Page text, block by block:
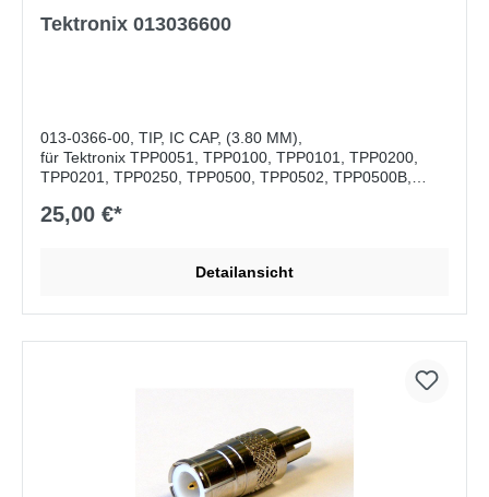
Tektronix 013036600
013-0366-00, TIP, IC CAP, (3.80 MM),
für Tektronix TPP0051, TPP0100, TPP0101, TPP0200,
TPP0201, TPP0250, TPP0500, TPP0502, TPP0500B,
25,00 €*
Detailansicht